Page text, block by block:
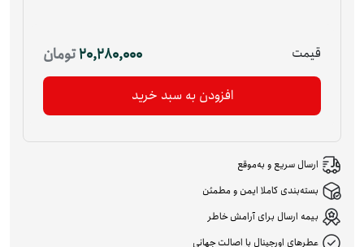
قیمت 20,280,000تومان
افزودن به سبد خرید
ارسال سریع و به‌موقع
بسته‌بندی کاملا ایمن و مطمئن
بیمه ارسال برای آرامش خاطر
عطرهای اورجینال با اصالت جهانی